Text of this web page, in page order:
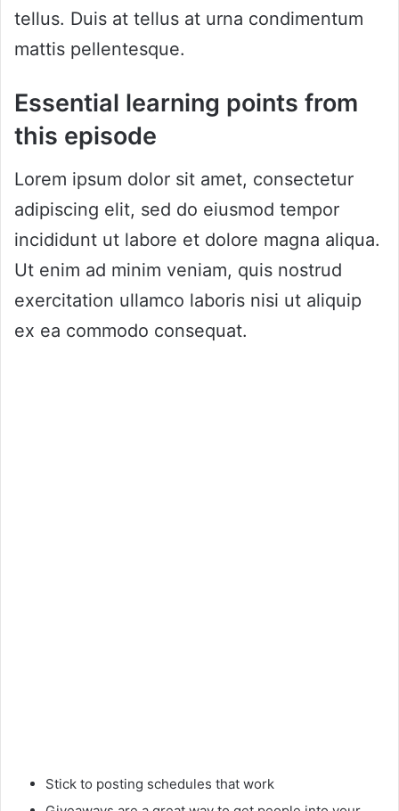
tellus. Duis at tellus at urna condimentum
mattis pellentesque.
Essential learning points from
this episode
Lorem ipsum dolor sit amet, consectetur
adipiscing elit, sed do eiusmod tempor
incididunt ut labore et dolore magna aliqua.
Ut enim ad minim veniam, quis nostrud
exercitation ullamco laboris nisi ut aliquip
ex ea commodo consequat.
Stick to posting schedules that work